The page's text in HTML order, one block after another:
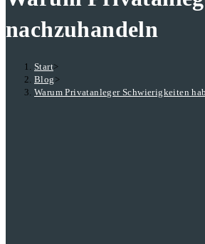
nachzuhandeln
Start>
Blog >
Warum Privatanleger Schwierigkeiten